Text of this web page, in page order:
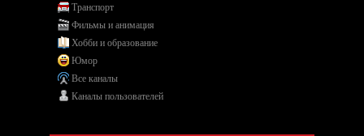
Транспорт
Фильмы и анимация
Хобби и образование
Юмор
Все каналы
Каналы пользователей